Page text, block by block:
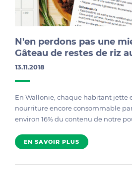
N'en perdons pas une
Gâteau de restes de riz
13.11.2018
En Wallonie, chaque habitant jette
nourriture encore consommable
environ 16% du contenu de notre
EN SAVOIR PLUS